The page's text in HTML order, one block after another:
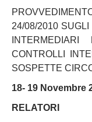
24/08/2010
CONTROLLI
SOSPETTE
18- 19 Novembre
RELATORI